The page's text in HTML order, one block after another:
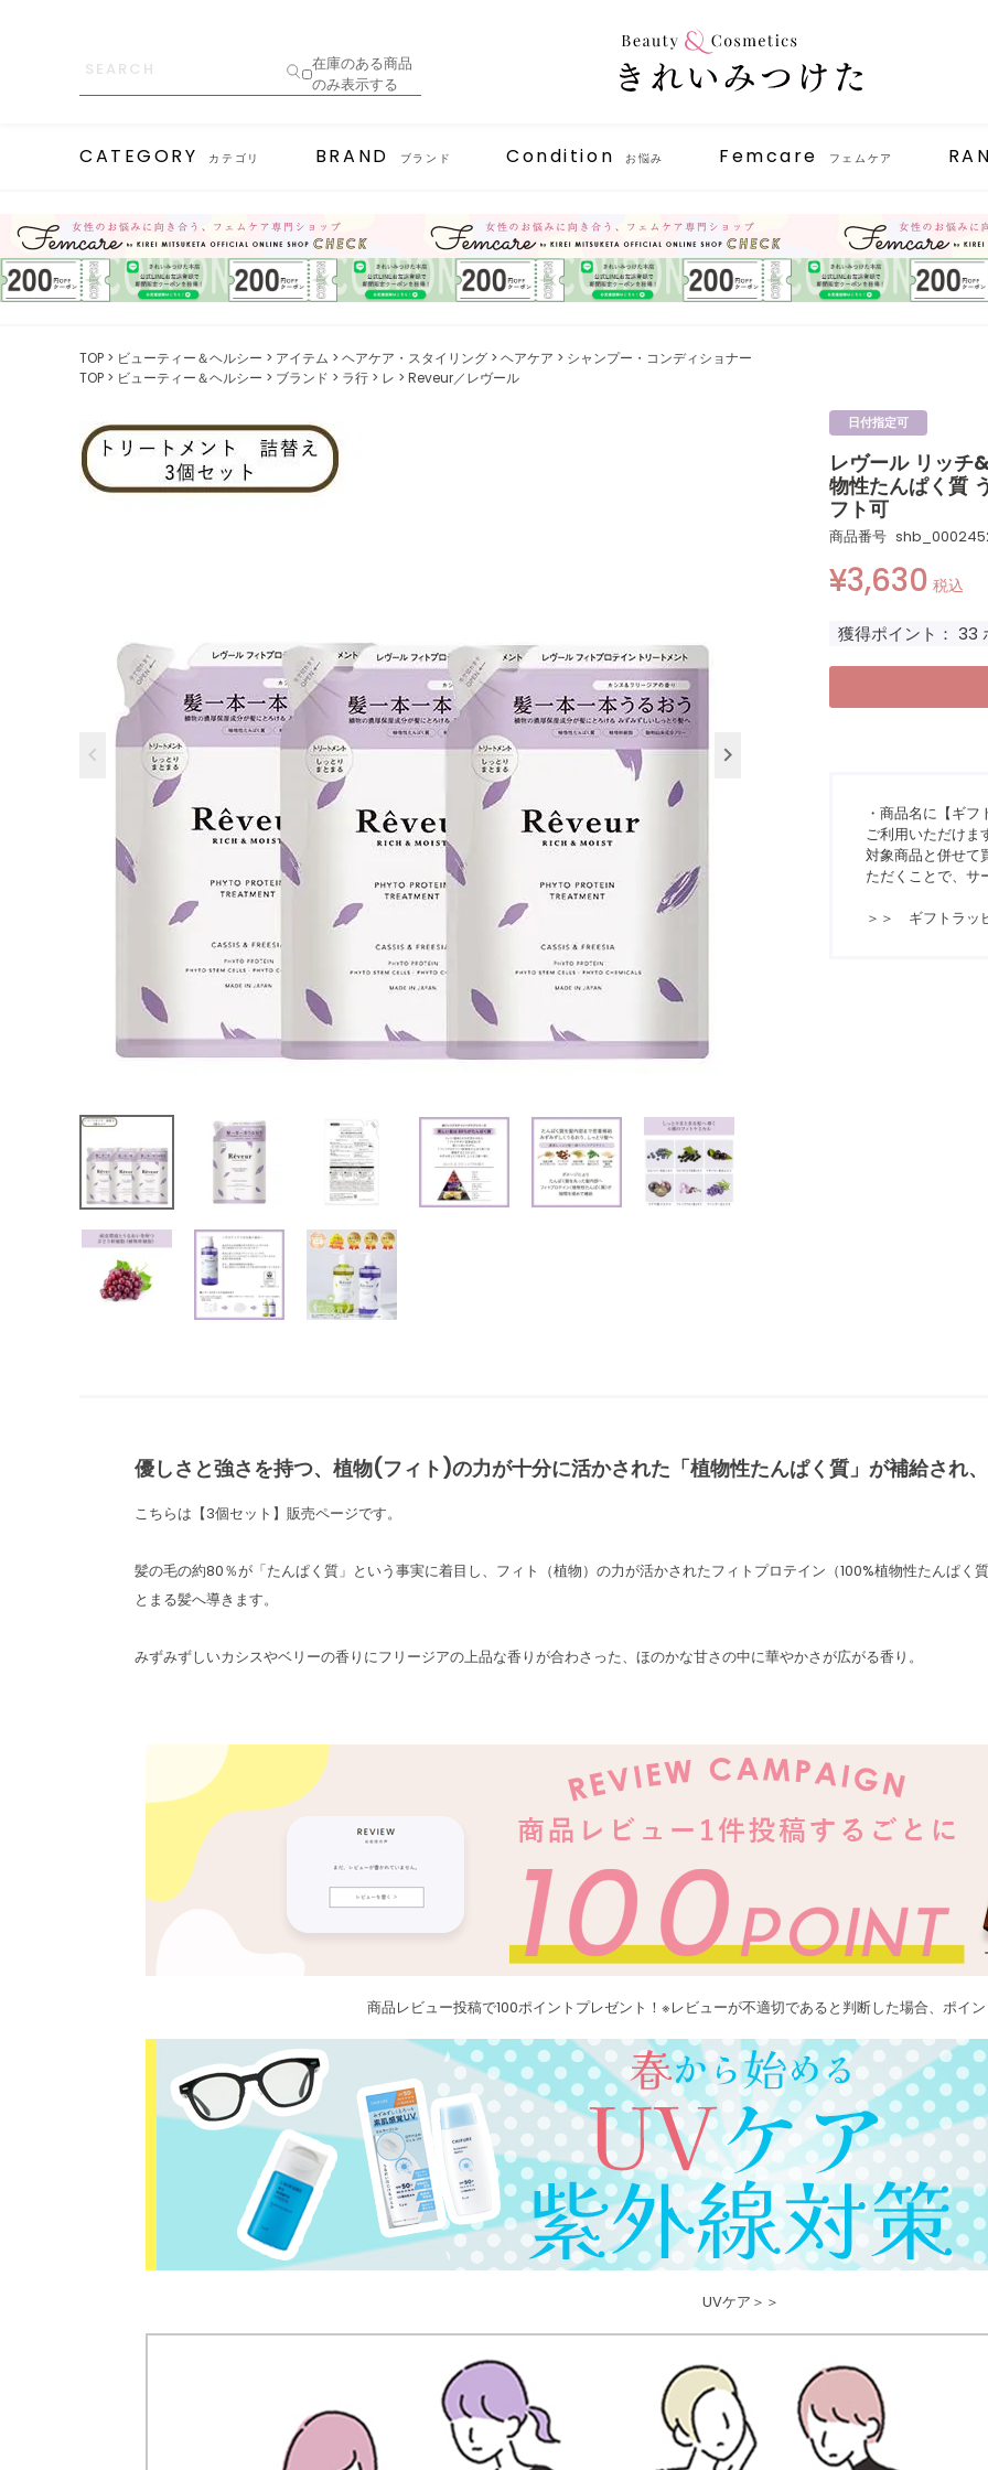
在庫のある商品
のみ表示する
CATEGORY カテゴリ BRAND ブランド Condition お悩み Femcare フェムケア
TOP ビューティー＆ヘルシー アイテム ヘアケア・スタイリング ヘアケア
シャンプー・コンディショナー
TOP
ビューティー＆ヘルシー ブランド ラ行 レ Reveur／レヴール
日付指定可
レヴール リッチ
物性たんぱく質
フト可
商品番号
¥3,630 税込
獲得ポイント： 33
・商品名に【ギ
ご利用いただけま
対象商品と併せて
ただくことで、サ
＞＞ ギフトラッ
優しさと強さを持つ、植物(フィト)の力が十分に活かされた「植物性たんぱく質」が補給され、
こちらは【3個セット】販売ページです。
髪の毛の約80％が「たんぱく質」という事実に着目し、フィト（植物）の力が活かされたフィトプロテイン（100%植物性たんぱく
とまる髪へ導きます。
みずみずしいカシスやベリーの香りにフリージアの上品な香りが合わさった、ほのかな甘さの中に華やかさが広がる香り。
商品レビュー投稿で100ポイントプレゼント！※レビューが不適切であると判断した場合、ポイ
UVケア＞＞